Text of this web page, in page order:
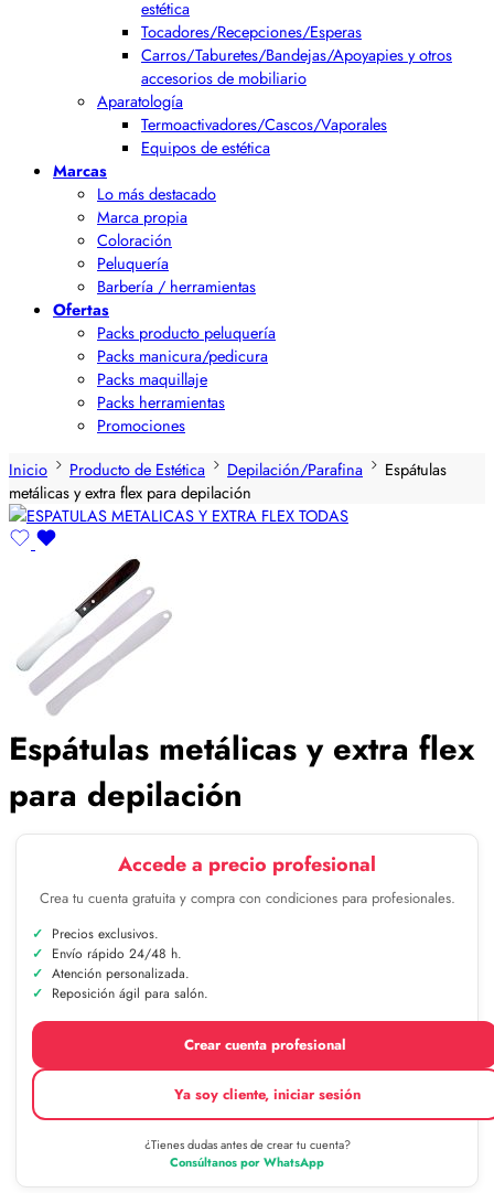
estética
Tocadores/Recepciones/Esperas
Carros/Taburetes/Bandejas/Apoyapies y otros
accesorios de mobiliario
Aparatología
Termoactivadores/Cascos/Vaporales
Equipos de estética
Marcas
Lo más destacado
Marca propia
Coloración
Peluquería
Barbería / herramientas
Ofertas
Packs producto peluquería
Packs manicura/pedicura
Packs maquillaje
Packs herramientas
Promociones
Inicio
Producto de Estética Depilación/Parafina
Espátulas
metálicas y extra flex para depilación
Espátulas metálicas y extra flex
para depilación
Accede a precio profesional
Crea tu cuenta gratuita y compra con condiciones para profesionales.
Precios exclusivos.
Envío rápido 24/48 h.
Atención personalizada.
Reposición ágil para salón.
Crear cuenta profesional
Ya soy cliente, iniciar sesión
¿Tienes dudas antes de crear tu cuenta?
Consúltanos por WhatsApp